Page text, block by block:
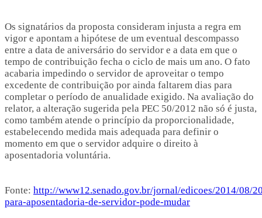
Os signatários da proposta consideram injusta a regra em
vigor e apontam a hipótese de um eventual descompasso
entre a data de aniversário do servidor e a data em que o
tempo de contribuição fecha o ciclo de mais um ano. O fato
acabaria impedindo o servidor de aproveitar o tempo
excedente de contribuição por ainda faltarem dias para
completar o período de anualidade exigido. Na avaliação do
relator, a alteração sugerida pela PEC 50/2012 não só é justa,
como também atende o princípio da proporcionalidade,
estabelecendo medida mais adequada para definir o
momento em que o servidor adquire o direito à
aposentadoria voluntária.
Fonte: http://www12.senado.gov.br/jornal/edicoes/2014/08/
para-aposentadoria-de-servidor-pode-mudar